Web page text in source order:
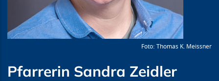
Thomas K. Meissner
Pfarrerin Sandra Zeidler